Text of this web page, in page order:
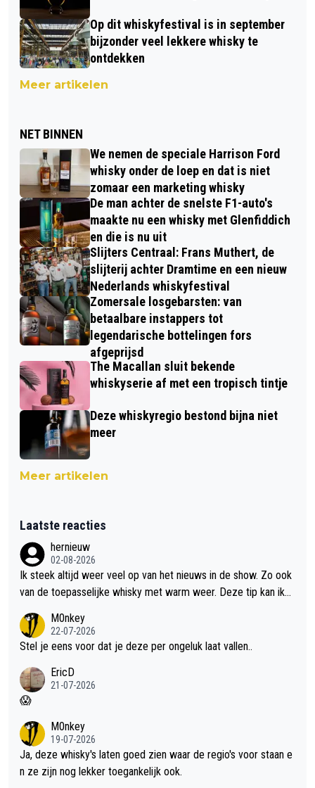
Op dit whiskyfestival is in september
bijzonder veel lekkere whisky te
ontdekken
Meer artikelen
NET BINNEN
We nemen de speciale Harrison Ford
whisky onder de loep en dat is niet
zomaar een marketing whisky
De man achter de snelste F1-auto's
maakte nu een whisky met Glenfiddich
en die is nu uit
Slijters Centraal: Frans Muthert, de
slijterij achter Dramtime en een nieuw
Nederlands whiskyfestival
Zomersale losgebarsten: van
betaalbare instappers tot
legendarische bottelingen fors
afgeprijsd
The Macallan sluit bekende
whiskyserie af met een tropisch tintje
Deze whiskyregio bestond bijna niet
meer
Meer artikelen
Laatste reacties
hernieuw
02-08-2026
Ik steek altijd weer veel op van het nieuws in de show. Zo ook
van de toepasselijke whisky met warm weer. Deze tip kan ik
M0nkey
22-07-2026
Stel je eens voor dat je deze per ongeluk laat vallen..
EricD
21-07-2026
😱
M0nkey
19-07-2026
Ja, deze whisky's laten goed zien waar de regio's voor staan e
n ze zijn nog lekker toegankelijk ook.